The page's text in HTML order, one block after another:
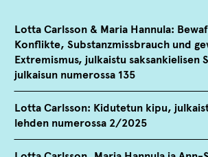
Lotta Carlsson & Maria Hannula:
Konflikte, Substanzmissbrauch und
Extremismus, julkaistu saksankielisen
julkaisun numerossa 135
Lotta Carlsson: Kidutetun kipu,
lehden numerossa 2/2025